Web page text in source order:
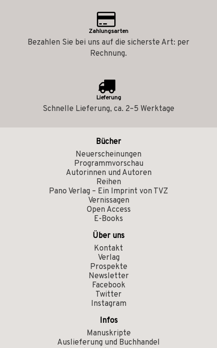
Zahlungsarten
Bezahlen Sie bei uns auf die sicherste Art: per
Rechnung.
Lieferung
Schnelle Lieferung, ca. 2–5 Werktage
Bücher
Neuerscheinungen
Programmvorschau
Autorinnen und Autoren
Reihen
Pano Verlag – Ein Imprint von TVZ
Vernissagen
Open Access
E-Books
Über uns
Kontakt
Verlag
Prospekte
Newsletter
Facebook
Twitter
Instagram
Infos
Manuskripte
Auslieferung und Buchhandel